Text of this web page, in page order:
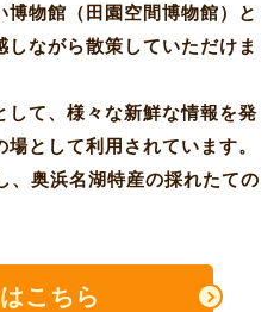
物館（田園空間博物館）と
しながら散策していただけま
して、様々な新鮮な情報を発
として利用されています。
、奥浜名湖特産の採れたての
こちら